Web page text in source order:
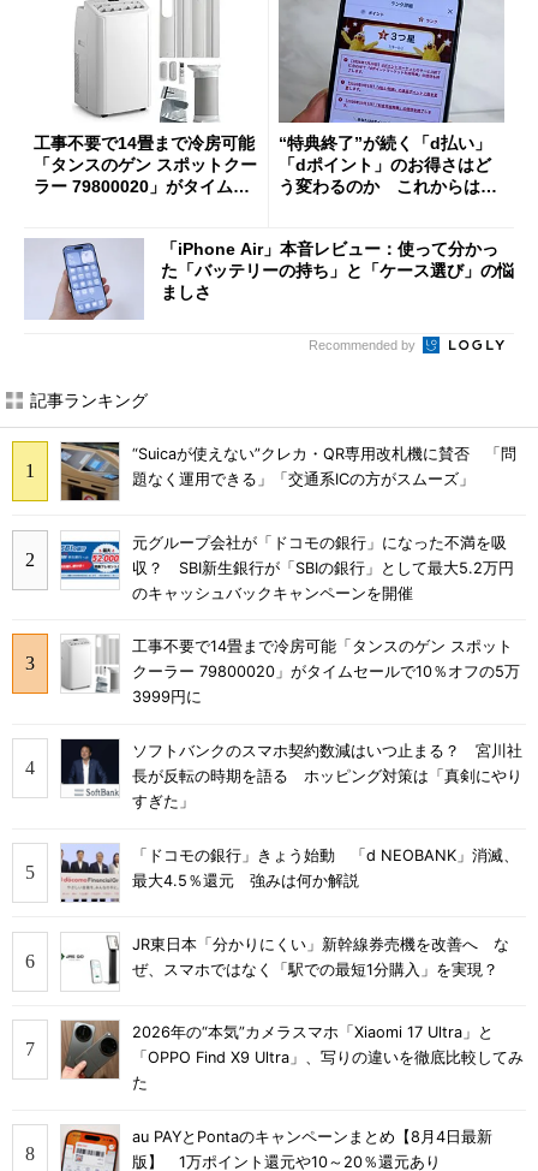
工事不要で14畳まで冷房可能
「タンスのゲン スポットクー
ラー 79800020」がタイムセ
“特典終了”が続く「d払い」
「dポイント」のお得さはど
う変わるのか これからは
「iPhone Air」本音レビュー：使って分かっ
た「バッテリーの持ち」と「ケース選び」の悩
ましさ
Recommended by
記事ランキング
“Suicaが使えない”クレカ・QR専用改札機に賛否 「問
題なく運用できる」「交通系ICの方がスムーズ」
元グループ会社が「ドコモの銀行」になった不満を吸
収？ SBI新生銀行が「SBIの銀行」として最大5.2万円
のキャッシュバックキャンペーンを開催
工事不要で14畳まで冷房可能「タンスのゲン スポット
クーラー 79800020」がタイムセールで10％オフの5万
3999円に
ソフトバンクのスマホ契約数減はいつ止まる？ 宮川社
長が反転の時期を語る ホッピング対策は「真剣にやり
すぎた」
「ドコモの銀行」きょう始動 「d NEOBANK」消滅、
最大4.5％還元 強みは何か解説
JR東日本「分かりにくい」新幹線券売機を改善へ な
ぜ、スマホではなく「駅での最短1分購入」を実現？
2026年の“本気”カメラスマホ「Xiaomi 17 Ultra」と
「OPPO Find X9 Ultra」、写りの違いを徹底比較してみ
た
au PAYとPontaのキャンペーンまとめ【8月4日最新
版】 1万ポイント還元や10～20％還元あり